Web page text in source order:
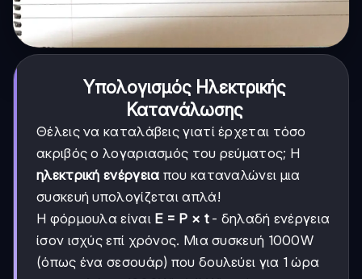
Υπολογισμός Ηλεκτρικής
Κατανάλωσης
Θέλεις να καταλάβεις γιατί έρχεται τόσο
ακριβός ο λογαριασμός του ρεύματος; Η
ηλεκτρική ενέργεια που καταναλώνει μια
συσκευή υπολογίζεται απλά!
Η φόρμουλα είναι E = P × t- δηλαδή ενέργεια
ίσον ισχύς επί χρόνος. Μια συσκευή 1000W
(όπως ένα σεσουάρ) που δουλεύει για 1 ώρα